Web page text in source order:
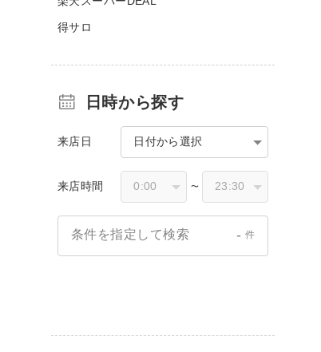
得サロ
日時から探す
来店日 日付から選択
来店時間 〜
条件を指定して検索 - 件